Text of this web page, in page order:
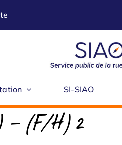
SI-SIAO
– (F/H) 2